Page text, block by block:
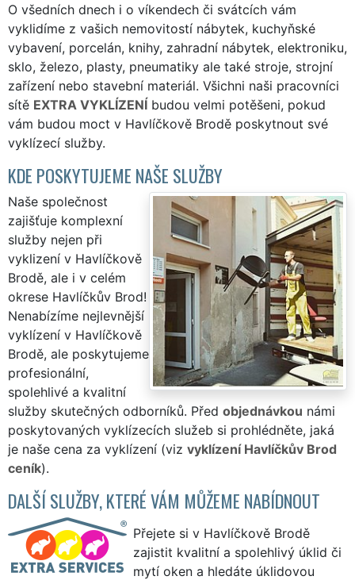
O všedních dnech i o víkendech či svátcích vám
vyklidíme z vašich nemovitostí nábytek, kuchyňské
vybavení, porcelán, knihy, zahradní nábytek, elektroniku,
sklo, železo, plasty, pneumatiky ale také stroje, strojní
zařízení nebo stavební materiál. Všichni naši pracovníci
sítě EXTRA VYKLÍZENÍ budou velmi potěšeni, pokud
vám budou moct v Havlíčkově Brodě poskytnout své
vyklízecí služby.
KDE POSKYTUJEME NAŠE SLUŽBY
Naše společnost
zajišťuje komplexní
služby nejen při
vyklizení v Havlíčkově
Brodě, ale i v celém
okrese Havlíčkův Brod!
Nenabízíme nejlevnější
vyklízení v Havlíčkově
Brodě, ale poskytujeme
profesionální,
spolehlivé a kvalitní
služby skutečných odborníků. Před objednávkou námi
poskytovaných vyklízecích služeb si prohlédněte, jaká
je naše cena za vyklízení (viz vyklízení Havlíčkův Brod
ceník).
DALŠÍ SLUŽBY, KTERÉ VÁM MŮŽEME NABÍDNOUT
Přejete si v Havlíčkově Brodě
zajistit kvalitní a spolehlivý úklid či
mytí oken a hledáte úklidovou